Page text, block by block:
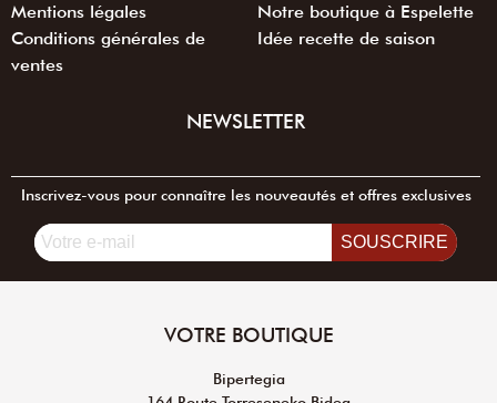
VOTRE BOUTIQUE
Bipertegia
Mentions légales
Conditions générales de
ventes
Notre boutique à Espelette
Idée recette de saison
NEWSLETTER
Inscrivez-vous pour connaître les nouveautés et offres exclusives
SOUSCRIRE